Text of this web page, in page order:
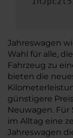
Jahreswagen
Wahl für alle,
Fahrzeug zu
bieten die
günstigere
Neuwagen.
im Alltag eine
Jahreswagen